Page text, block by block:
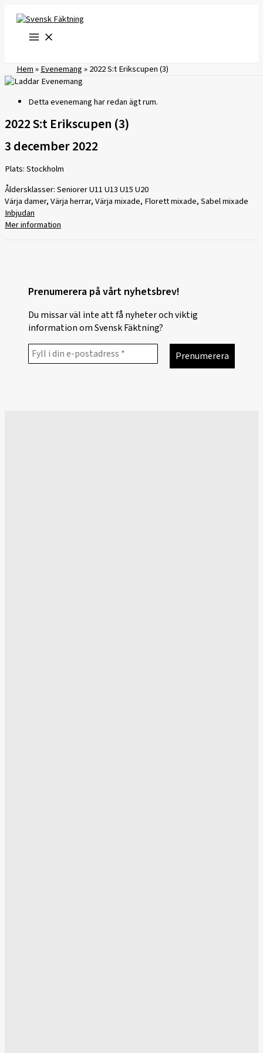
innehåll
Hem»Evenemang»2022 S:t Erikscupen (3)
Detta evenemang har redan ägt rum.
2022 S:t Erikscupen (3)
3 december 2022
Plats: Stockholm
Åldersklasser: Seniorer U11 U13 U15 U20
Värja damer, Värja herrar, Värja mixade, Florett mixade, Sabel mixade
Inbjudan
Mer information
Prenumerera på vårt nyhetsbrev!
Du missar väl inte att få nyheter och viktig
information om Svensk Fäktning?